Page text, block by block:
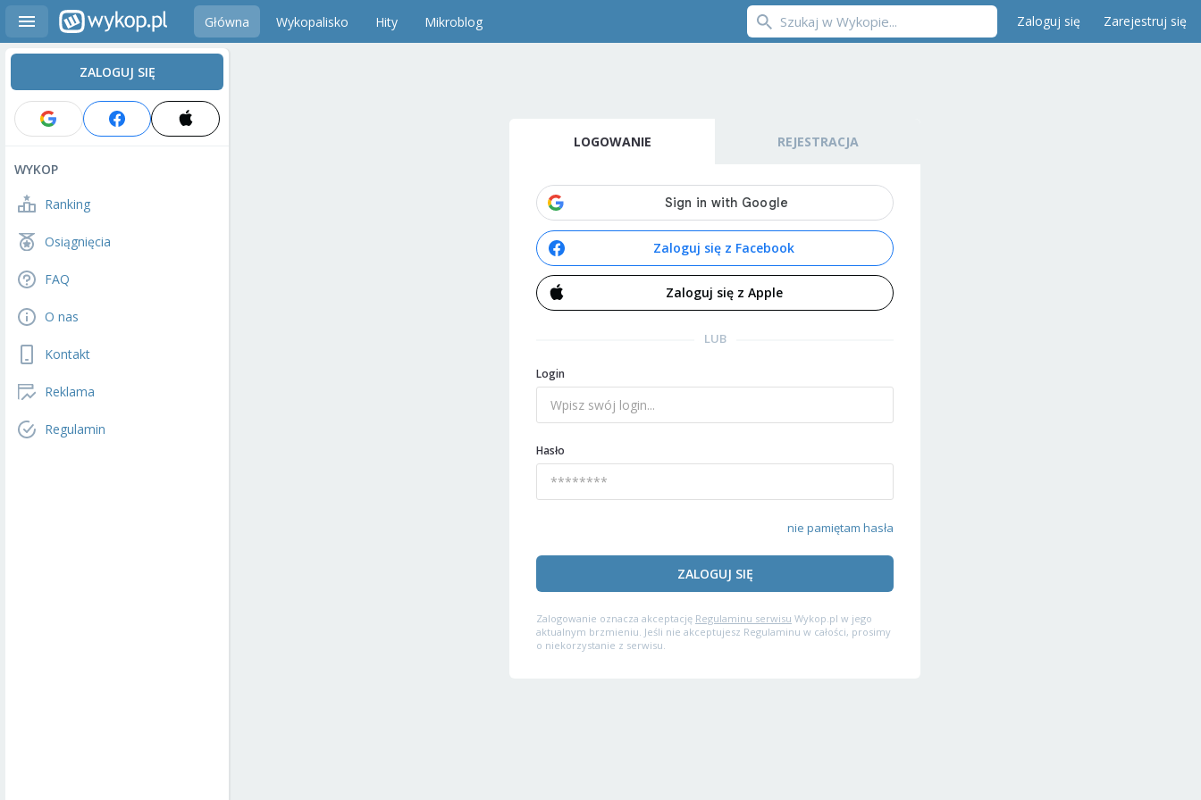
Główna Wykopalisko Hity Mikroblog Zaloguj się Zarejestruj się
ZALOGUJ SIĘ
WYKOP
Ranking
Osiągnięcia
FAQ
O nas
Kontakt
Reklama
Regulamin
LOGOWANIE REJESTRACJA
Zaloguj się z Facebook
Zaloguj się z Apple
LUB
Login
Hasło
nie pamiętam hasła
ZALOGUJ SIĘ
Zalogowanie oznacza akceptację Regulaminu serwisu Wykop.pl w jego
aktualnym brzmieniu. Jeśli nie akceptujesz Regulaminu w całości, prosimy
o niekorzystanie z serwisu.